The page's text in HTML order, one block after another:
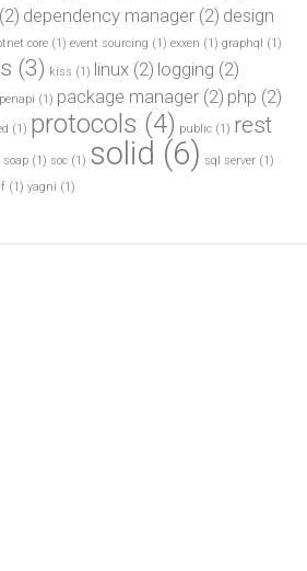
(2) dependency manager (2) design
core (1) event sourcing (1) exxen (1) graphql (1)
(3) kiss (1) linux (2) logging (2)
(1) package manager (2) php (2)
(1) protocols (4) public (1) rest
soap (1) soc (1) solid (6) sql server (1)
(1) yagni (1)